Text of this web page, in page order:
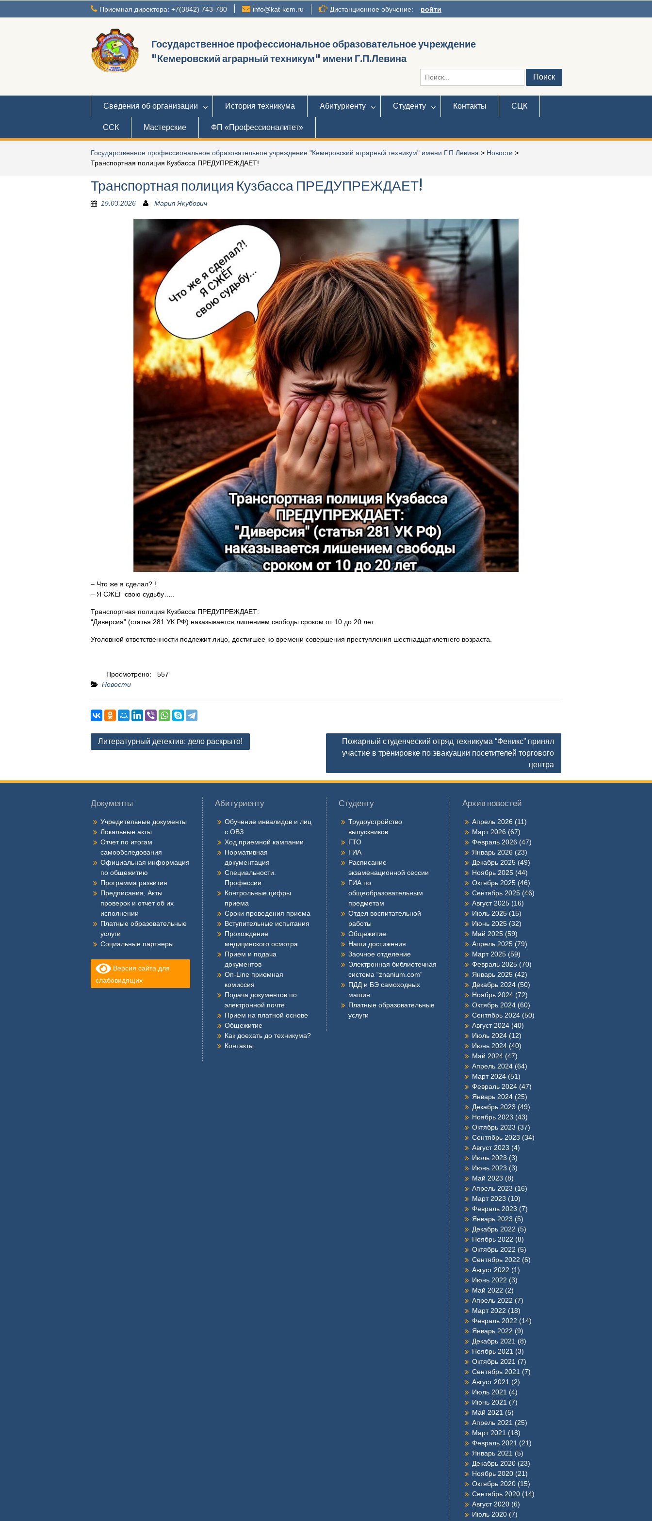
Приемная директора: +7(3842) 743-780 info@kat-kem.ru Дистанционное обучение: войти
Государственное профессиональное образовательное учреждение
"Кемеровский аграрный техникум" имени Г.П.Левина
Искать:
Сведения об организации История техникума Абитуриенту Студенту Контакты СЦК
ССК Мастерские ФП «Профессионалитет»
Государственное профессиональное образовательное учреждение "Кемеровский аграрный техникум" имени Г.П.Левина > Новости >
Транспортная полиция Кузбасса ПРЕДУПРЕЖДАЕТ!
Транспортная полиция Кузбасса ПРЕДУПРЕЖДАЕТ!
19.03.2026 Мария Якубович
– Что же я сделал? !
– Я СЖЁГ свою судьбу…..
Транспортная полиция Кузбасса ПРЕДУПРЕЖДАЕТ:
“Диверсия” (статья 281 УК РФ) наказывается лишением свободы сроком от 10 до 20 лет.
Уголовной ответственности подлежит лицо, достигшее ко времени совершения преступления шестнадцатилетнего возраста.
Просмотрено:
557
Новости
Навигация
Литературный детектив: дело раскрыто!
Пожарный студенческий отряд техникума “Феникс” принял
участие в тренировке по эвакуации посетителей торгового
центра
Документы
Учредительные документы
Локальные акты
Отчет по итогам
самообследования
Официальная информация
по общежитию
Программа развития
Предписания, Акты
проверок и отчет об их
исполнении
Платные образовательные
услуги
Социальные партнеры
Версия сайта для
слабовидящих
Абитуриенту
Обучение инвалидов и лиц
с ОВЗ
Ход приемной кампании
Нормативная
документация
Специальности.
Профессии
Контрольные цифры
приема
Сроки проведения приема
Вступительные испытания
Прохождение
медицинского осмотра
Прием и подача
документов
On-Line приемная
комиссия
Подача документов по
электронной почте
Прием на платной основе
Общежитие
Как доехать до техникума?
Контакты
Студенту
Трудоустройство
выпускников
ГТО
ГИА
Расписание
экзаменационной сессии
ГИА по
общеобразовательным
предметам
Отдел воспитательной
работы
Общежитие
Наши достижения
Заочное отделение
Электронная библиотечная
система “znanium.com”
ПДД и БЭ самоходных
машин
Платные образовательные
услуги
Архив новостей
Апрель 2026 (11)
Март 2026 (67)
Февраль 2026 (47)
Январь 2026 (23)
Декабрь 2025 (49)
Ноябрь 2025 (44)
Октябрь 2025 (46)
Сентябрь 2025 (46)
Август 2025 (16)
Июль 2025 (15)
Июнь 2025 (32)
Май 2025 (59)
Апрель 2025 (79)
Март 2025 (59)
Февраль 2025 (70)
Январь 2025 (42)
Декабрь 2024 (50)
Ноябрь 2024 (72)
Октябрь 2024 (60)
Сентябрь 2024 (50)
Август 2024 (40)
Июль 2024 (12)
Июнь 2024 (40)
Май 2024 (47)
Апрель 2024 (64)
Март 2024 (51)
Февраль 2024 (47)
Январь 2024 (25)
Декабрь 2023 (49)
Ноябрь 2023 (43)
Октябрь 2023 (37)
Сентябрь 2023 (34)
Август 2023 (4)
Июль 2023 (3)
Июнь 2023 (3)
Май 2023 (8)
Апрель 2023 (16)
Март 2023 (10)
Февраль 2023 (7)
Январь 2023 (5)
Декабрь 2022 (5)
Ноябрь 2022 (8)
Октябрь 2022 (5)
Сентябрь 2022 (6)
Август 2022 (1)
Июнь 2022 (3)
Май 2022 (2)
Апрель 2022 (7)
Март 2022 (18)
Февраль 2022 (14)
Январь 2022 (9)
Декабрь 2021 (8)
Ноябрь 2021 (3)
Октябрь 2021 (7)
Сентябрь 2021 (7)
Август 2021 (2)
Июль 2021 (4)
Июнь 2021 (7)
Май 2021 (5)
Апрель 2021 (25)
Март 2021 (18)
Февраль 2021 (21)
Январь 2021 (5)
Декабрь 2020 (23)
Ноябрь 2020 (21)
Октябрь 2020 (15)
Сентябрь 2020 (14)
Август 2020 (6)
Июль 2020 (7)